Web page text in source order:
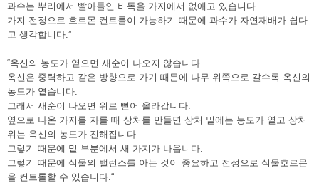
과수는 뿌리에서 빨아들인 비독을 가지에서 없애고 있습니다.
가지 전정으로 호르몬 컨트롤이 가능하기 때문에 과수가 자연재배가 쉽다
고 생각합니다.”
“옥신의 농도가 옅으면 새순이 나오지 않습니다.
옥신은 중력하고 같은 방향으로 가기 때문에 나무 위쪽으로 갈수록 옥신의
농도가 옅습니다.
그래서 새순이 나오면 위로 뻗어 올라갑니다.
옆으로 나온 가지를 자를 때 상처를 만들면 상처 밑에는 농도가 옅고 상처
위는 옥신의 농도가 진해집니다.
그렇기 때문에 밑 부분에서 새 가지가 나옵니다.
그렇기 때문에 식물의 밸런스를 아는 것이 중요하고 전정으로 식물호르몬
을 컨트롤할 수 있습니다.“